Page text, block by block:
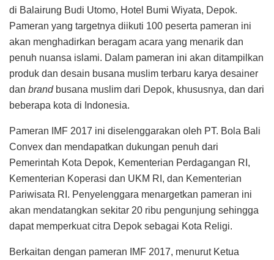
di Balairung Budi Utomo, Hotel Bumi Wiyata, Depok.
Pameran yang targetnya diikuti 100 peserta pameran ini
akan menghadirkan beragam acara yang menarik dan
penuh nuansa islami. Dalam pameran ini akan ditampilkan
produk dan desain busana muslim terbaru karya desainer
dan brandbusana muslim dari Depok, khususnya, dan dari
beberapa kota di Indonesia.
Pameran IMF 2017 ini diselenggarakan oleh PT. Bola Bali
Convex dan mendapatkan dukungan penuh dari
Pemerintah Kota Depok, Kementerian Perdagangan RI,
Kementerian Koperasi dan UKM RI, dan Kementerian
Pariwisata RI. Penyelenggara menargetkan pameran ini
akan mendatangkan sekitar 20 ribu pengunjung sehingga
dapat memperkuat citra Depok sebagai Kota Religi.
Berkaitan dengan pameran IMF 2017, menurut Ketua